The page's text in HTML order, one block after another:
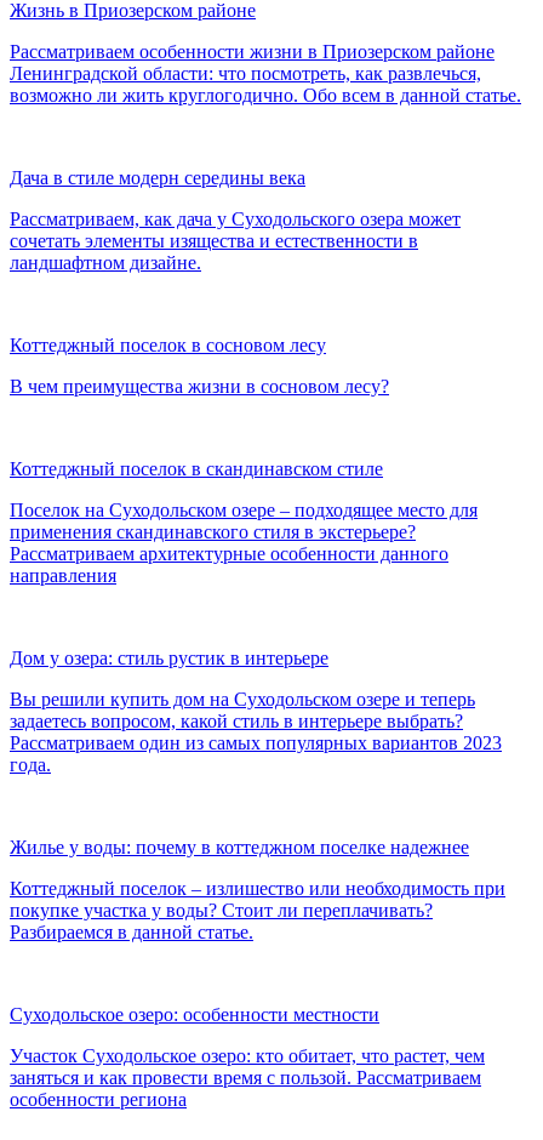
Жизнь в Приозерском районе
Рассматриваем особенности жизни в Приозерском районе
Ленинградской области: что посмотреть, как развлечься,
возможно ли жить круглогодично. Обо всем в данной статье.
Дача в стиле модерн середины века
Рассматриваем, как дача у Суходольского озера может
сочетать элементы изящества и естественности в
ландшафтном дизайне.
Коттеджный поселок в сосновом лесу
В чем преимущества жизни в сосновом лесу?
Коттеджный поселок в скандинавском стиле
Поселок на Суходольском озере – подходящее место для
применения скандинавского стиля в экстерьере?
Рассматриваем архитектурные особенности данного
направления
Дом у озера: стиль рустик в интерьере
Вы решили купить дом на Суходольском озере и теперь
задаетесь вопросом, какой стиль в интерьере выбрать?
Рассматриваем один из самых популярных вариантов 2023
года.
Жилье у воды: почему в коттеджном поселке надежнее
Коттеджный поселок – излишество или необходимость при
покупке участка у воды? Стоит ли переплачивать?
Разбираемся в данной статье.
Суходольское озеро: особенности местности
Участок Суходольское озеро: кто обитает, что растет, чем
заняться и как провести время с пользой. Рассматриваем
особенности региона